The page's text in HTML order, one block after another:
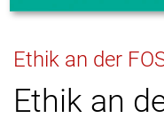
Ethik an der
Ethik an